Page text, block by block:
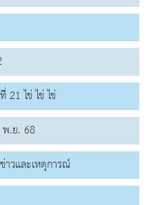
21 ไข่ ไข่ ไข่
พ.ย. 68
วและเหตุการณ์